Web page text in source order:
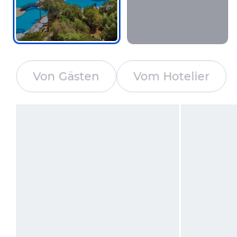
Von Gästen Vom Hotelier